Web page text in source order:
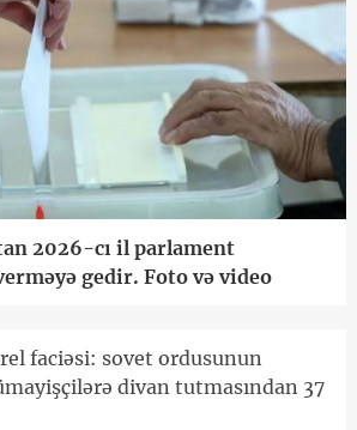
2026-cı il parlament
gedir. Foto və video
faciəsi: sovet ordusunun
divan tutmasından 37